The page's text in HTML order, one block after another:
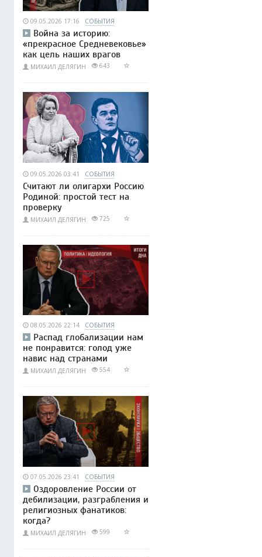
09.05.2026 17:16 СОБЫТИЯ
Война за историю:
«прекрасное Средневековье»
как цель наших врагов
МИХАИЛ ДЕЛЯГИН 643
09.05.2026 03:41 СОБЫТИЯ
Считают ли олигархи Россию
Родиной: простой тест на
проверку
МИХАИЛ ДЕЛЯГИН 725
08.05.2026 22:14 СОБЫТИЯ
Распад глобализации нам
не понравится: голод уже
навис над странами
МИХАИЛ ДЕЛЯГИН 554
07.05.2026 23:41 СОБЫТИЯ
Оздоровление России от
дебилизации, разграбления и
религиозных фанатиков:
когда?
МИХАИЛ ДЕЛЯГИН 599